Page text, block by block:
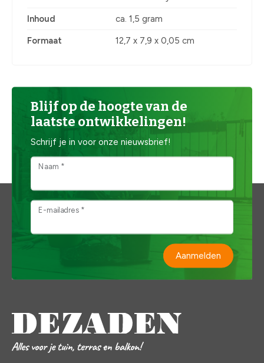
Inhoud ca. 1,5 gram
Formaat 12,7 x 7,9 x 0,05 cm
Blijf op de hoogte van de
laatste ontwikkelingen!
Schrijf je in voor onze nieuwsbrief!
Naam *
E-mailadres *
Aanmelden